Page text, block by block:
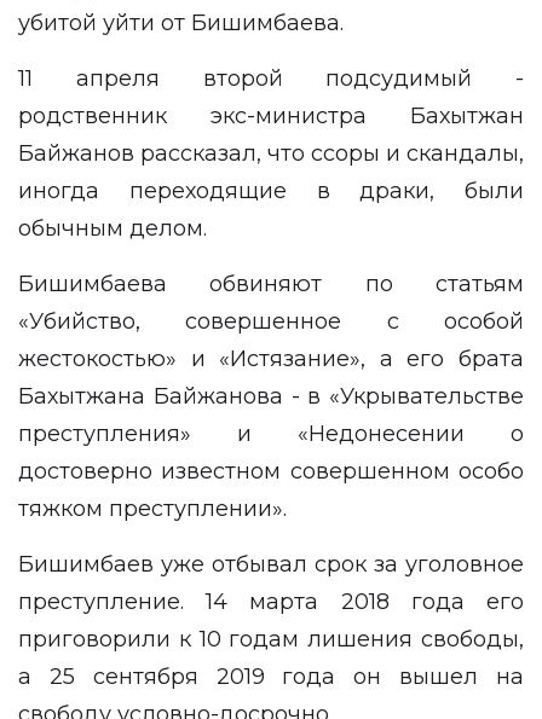
убитой уйти от Бишимбаева.
11 апреля второй подсудимый -
родственник экс-министра Бахытжан
Байжанов рассказал, что ссоры и скандалы,
иногда переходящие в драки, были
обычным делом.
Бишимбаева обвиняют по статьям
«Убийство, совершенное с особой
жестокостью» и «Истязание», а его брата
Бахытжана Байжанова - в «Укрывательстве
преступления» и «Недонесении о
достоверно известном совершенном особо
тяжком преступлении».
Бишимбаев уже отбывал срок за уголовное
преступление. 14 марта 2018 года его
приговорили к 10 годам лишения свободы,
а 25 сентября 2019 года он вышел на